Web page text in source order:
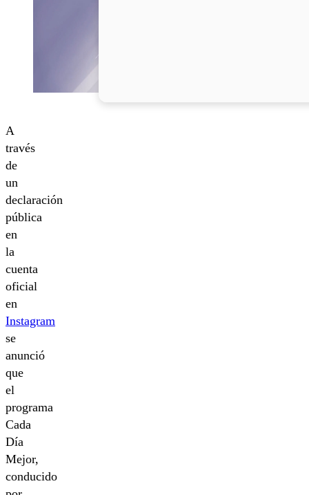
A
través
de
un
declaración
pública
en
la
cuenta
oficial
en
Instagram
se
anunció
que
el
programa
Cada
Día
Mejor,
conducido